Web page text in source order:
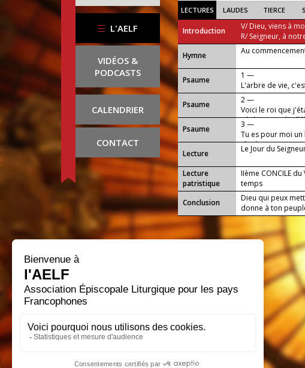
L'AELF
VIDÉOS &
PODCASTS
CALENDRIER
CONTACT
LECTURES LAUDES TIERCE
Introduction
V/ Dieu, viens à
R/ Seigneur, à
...
Hymne Au
Psaume
1 —
L'arbre de vie,
Psaume
2 —
Voici le roi que
Fils bien-aimé.
Psaume
3 —
Tu es pour moi
tête haute.
Lecture
Le Jour du
Lecture
patristique
IIème CONCILE
temps
Conclusion
Dieu qui peux
donne à ton